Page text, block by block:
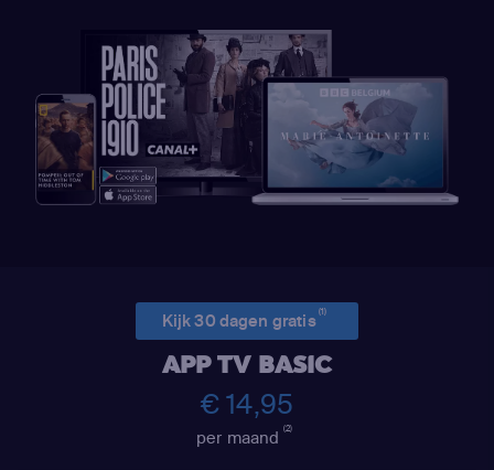
Kijk 30 dagen gratis(1)
APP TV BASIC
€ 14,95
per maand(2)